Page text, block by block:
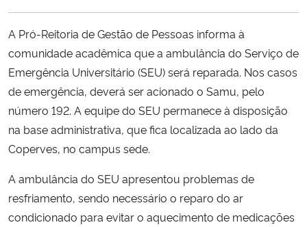
Ministério da Ciência, Tecnologia, Inovações e Comunicações
Ministério do Meio Ambiente
Ministério do Turismo
Controladoria-Geral da União
A Pró-Reitoria de Gestão de Pessoas informa à
comunidade acadêmica que a ambulância do Serviço de
Emergência Universitário (SEU) será reparada. Nos casos
de emergência, deverá ser acionado o Samu, pelo
número 192. A equipe do SEU permanece à disposição
na base administrativa, que fica localizada ao lado da
Coperves, no campus sede.
A ambulância do SEU apresentou problemas de
resfriamento, sendo necessário o reparo do ar
condicionado para evitar o aquecimento de medicações